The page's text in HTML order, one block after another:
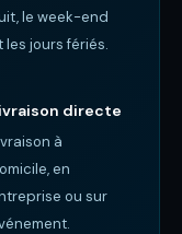
le week-end
les jours fériés.
directe
à
en
ou sur